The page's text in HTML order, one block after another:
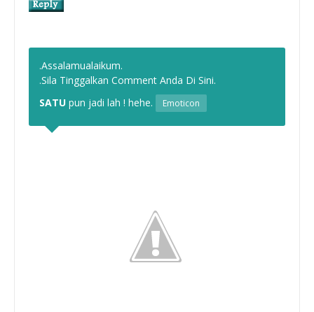
.Assalamualaikum.
.Sila Tinggalkan Comment Anda Di Sini.
SATU pun jadi lah ! hehe. Emoticon